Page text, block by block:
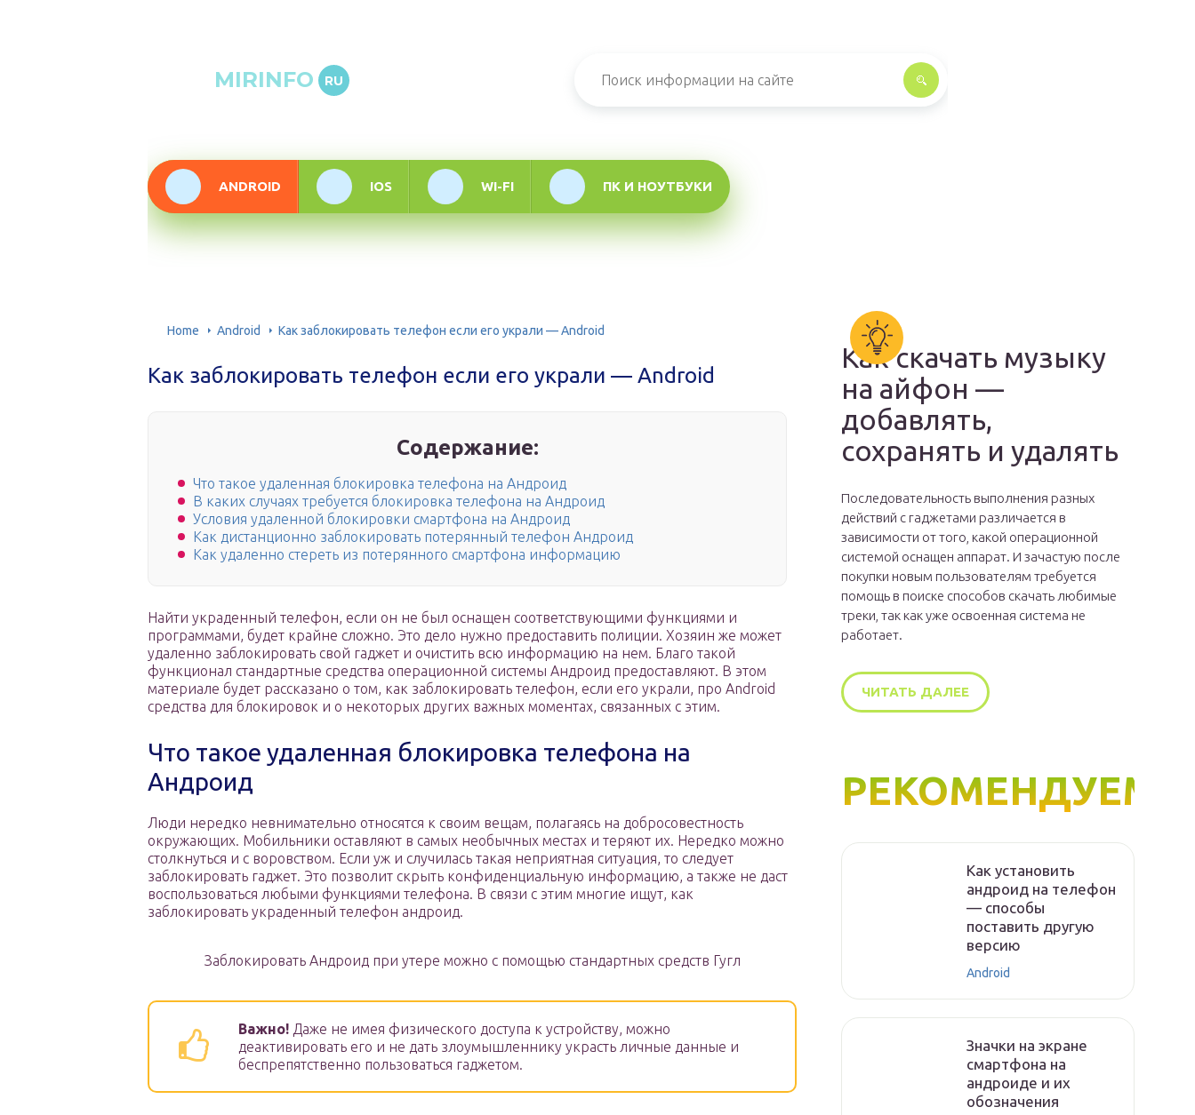
MIRINFO RU
ANDROID IOS WI-FI ПК И НОУТБУКИ
Home Android Как заблокировать телефон если его украли — Android
Как заблокировать телефон если его украли — Android
Содержание:
Что такое удаленная блокировка телефона на Андроид
В каких случаях требуется блокировка телефона на Андроид
Условия удаленной блокировки смартфона на Андроид
Как дистанционно заблокировать потерянный телефон Андроид
Как удаленно стереть из потерянного смартфона информацию
Найти украденный телефон, если он не был оснащен соответствующими функциями и
программами, будет крайне сложно. Это дело нужно предоставить полиции. Хозяин же может
удаленно заблокировать свой гаджет и очистить всю информацию на нем. Благо такой
функционал стандартные средства операционной системы Андроид предоставляют. В этом
материале будет рассказано о том, как заблокировать телефон, если его украли, про Android
средства для блокировок и о некоторых других важных моментах, связанных с этим.
Что такое удаленная блокировка телефона на
Андроид
Люди нередко невнимательно относятся к своим вещам, полагаясь на добросовестность
окружающих. Мобильники оставляют в самых необычных местах и теряют их. Нередко можно
столкнуться и с воровством. Если уж и случилась такая неприятная ситуация, то следует
заблокировать гаджет. Это позволит скрыть конфиденциальную информацию, а также не даст
воспользоваться любыми функциями телефона. В связи с этим многие ищут, как
заблокировать украденный телефон андроид.
Заблокировать Андроид при утере можно с помощью стандартных средств Гугл
Важно! Даже не имея физического доступа к устройству, можно
деактивировать его и не дать злоумышленнику украсть личные данные и
беспрепятственно пользоваться гаджетом.
Как скачать музыку
на айфон —
добавлять,
сохранять и удалять
Последовательность выполнения разных
действий с гаджетами различается в
зависимости от того, какой операционной
системой оснащен аппарат. И зачастую после
покупки новым пользователям требуется
помощь в поиске способов скачать любимые
треки, так как уже освоенная система не
работает.
ЧИТАТЬ ДАЛЕЕ
РЕКОМЕНДУЕМ
Как установить
андроид на телефон
— способы
поставить другую
версию
Android
Значки на экране
смартфона на
андроиде и их
обозначения